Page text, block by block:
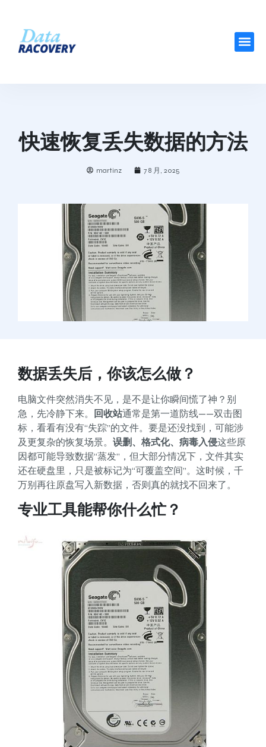
快速恢复丢失数据的方法
martinz 7 8 月, 2025
数据丢失后，你该怎么做？
电脑文件突然消失不见，是不是让你瞬间慌了神？别
急，先冷静下来。
回收站通常是第一道防线——双击图
标，看看有没有“失踪”的文件。要是还没找到，可能涉
及更复杂的恢复场景。 误删、格式化、病毒入侵这些原
因都可能导致数据“蒸发”，但大部分情况下，文件其实
还在硬盘里，只是被标记为“可覆盖空间”。这时候，千
万别再往原盘写入新数据，否则真的就找不回来了。
专业工具能帮你什么忙？